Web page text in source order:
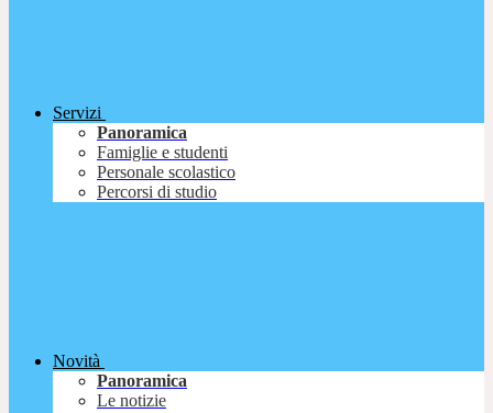
Servizi
Panoramica
Famiglie e studenti
Personale scolastico
Percorsi di studio
Novità
Panoramica
Le notizie